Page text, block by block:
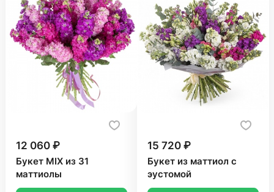
12 060 ₽
Букет MIX из 31
маттиолы
15 720 ₽
Букет из маттиол с
эустомой